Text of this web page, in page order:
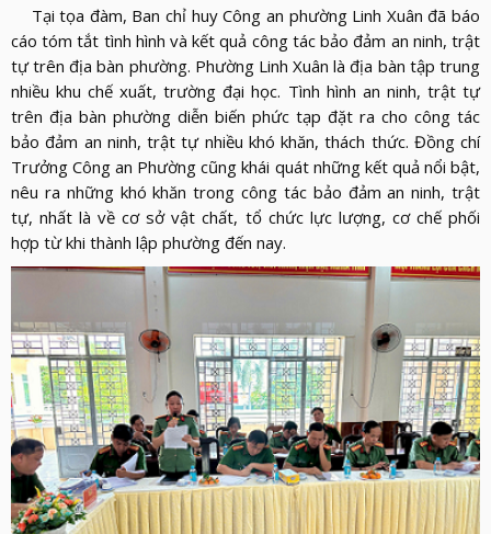
Tại tọa đàm, Ban chỉ huy Công an phường Linh Xuân đã báo
cáo tóm tắt tình hình và kết quả công tác bảo đảm an ninh, trật
tự trên địa bàn phường. Phường Linh Xuân là địa bàn tập trung
nhiều khu chế xuất, trường đại học. Tình hình an ninh, trật tự
trên địa bàn phường diễn biến phức tạp đặt ra cho công tác
bảo đảm an ninh, trật tự nhiều khó khăn, thách thức. Đồng chí
Trưởng Công an Phường cũng khái quát những kết quả nổi bật,
nêu ra những khó khăn trong công tác bảo đảm an ninh, trật
tự, nhất là về cơ sở vật chất, tổ chức lực lượng, cơ chế phối
hợp từ khi thành lập phường đến nay.